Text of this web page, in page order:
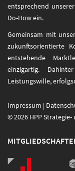
entsprechend
Do-How ein.
Gemeinsam mit
zukunftsorientierte
entstehende
einzigartig.
Leistungswille,
Impressum |
© 2026 HPP